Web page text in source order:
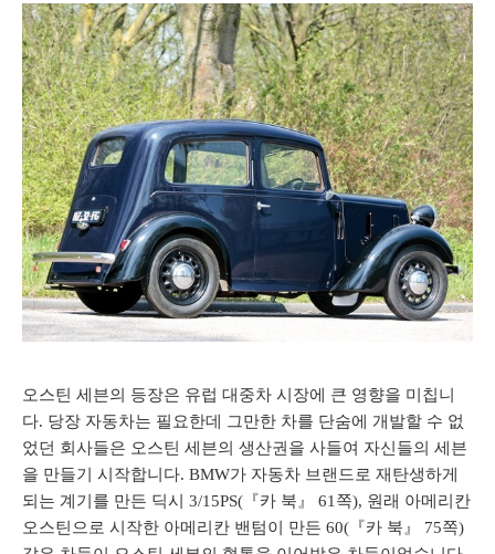
오스틴 세븐의 등장은 유럽 대중차 시장에 큰 영향을 미칩니
다. 당장 자동차는 필요한데 그만한 차를 단숨에 개발할 수 없
었던 회사들은 오스틴 세븐의 생산권을 사들여 자신들의 세븐
을 만들기 시작합니다. BMW가 자동차 브랜드로 재탄생하게
되는 계기를 만든 딕시 3/15PS(『카 북』 61쪽), 원래 아메리칸
오스틴으로 시작한 아메리칸 밴텀이 만든 60(『카 북』 75쪽)